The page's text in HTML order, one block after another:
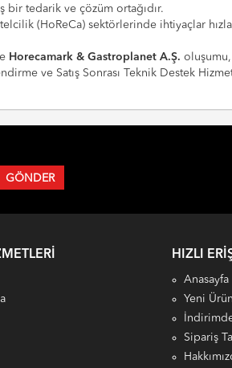
bir tedarik ve çözüm ortağıdır.
(HoReCa) sektörlerinde ihtiyaçlar
Horecamark & Gastroplanet A.Ş. oluşumu,
ve Satış Sonrası Teknik Destek
HIZLI
Anasayfa
Yeni
Sipariş